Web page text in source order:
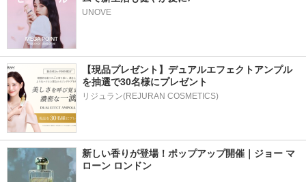
UNOVE
【現品プレゼント】デュアルエフェクトアンプル
を抽選で30名様にプレゼント
リジュラン(REJURAN COSMETICS)
新しい香りが登場！ポップアップ開催｜ジョー マ
ローン ロンドン